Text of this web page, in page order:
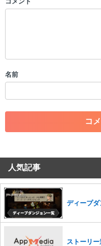
以下の書き込みを禁止とし、
・一度削除された投稿を
・アカウントの売買など
・各ゲームのネタバレを
・その他、管理者が不適
コメントの削除を申請する
せていただきます。ご了
※一度削除したコメント
さい。
また、過度な利用規約の違反
かじめご理解くださいませ。
名前
人気記事
ディープダ
ストーリー